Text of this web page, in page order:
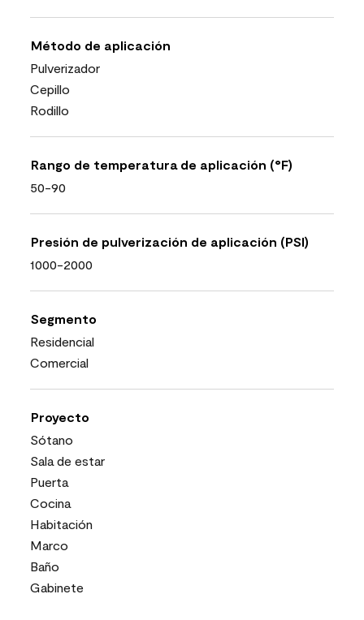
Método de aplicación
Pulverizador
Cepillo
Rodillo
Rango de temperatura de aplicación (°F)
50-90
Presión de pulverización de aplicación (PSI)
1000-2000
Segmento
Residencial
Comercial
Proyecto
Sótano
Sala de estar
Puerta
Cocina
Habitación
Marco
Baño
Gabinete